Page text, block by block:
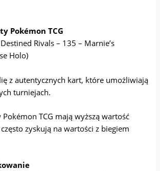
Pokémon TCG
Rivals – 135 – Marnie’s
Holo)
z autentycznych kart, które umożliwiają
turniejach.
TCG mają wyższą wartość
zyskują na wartości z biegiem